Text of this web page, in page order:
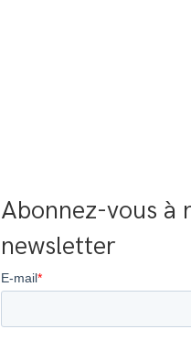
Abonnez-vous à
newsletter